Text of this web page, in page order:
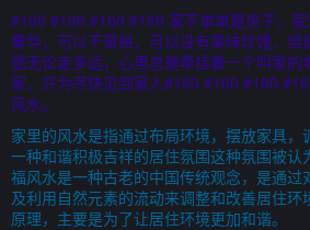
#160 #160 #160 #160 家不单单是房子，
奢华，可以不富裕，可以没有美味珍馐，但
感无论走多远，心里总是牵挂着一个叫家的
家，只为尽快见到家人#160 #160 #160
风水。
家里的风水是指通过布局环境，摆放家具，
一种和谐积极吉祥的居住氛围这种氛围被认
福风水是一种古老的中国传统观念，是通过
及利用自然元素的流动来调整和改善居住
原理，主要是为了让居住环境更加和谐。